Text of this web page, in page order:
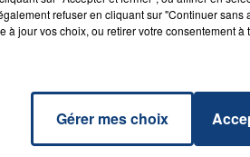
RADIO CONTACT
refuser en cliquant sur "Continuer
à jour vos choix, ou retirer votre consentement
Gérer mes choix